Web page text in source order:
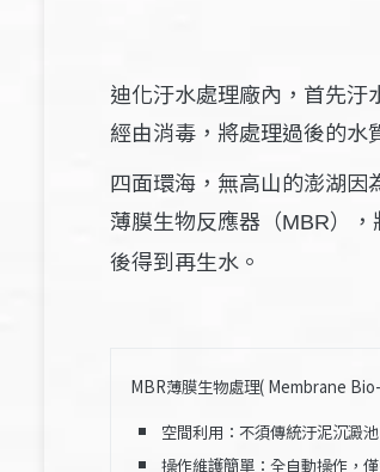
迪化汙水處理廠內，首先
經由消毒，將處理過後的水
四面環海，無高山的澎湖
薄膜生物反應器（MBR）
後得到再生水。
MBR薄膜生物處理( Membrane
空間利用：不須傳統汙泥沉澱
操作維護簡單：全自動操作，